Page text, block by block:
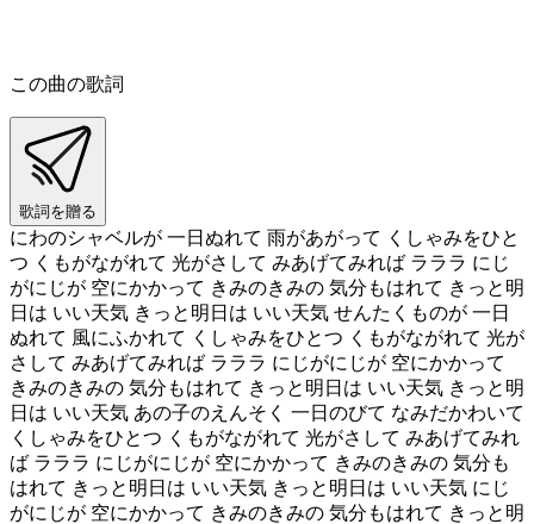
この曲の歌詞
歌詞を贈る
にわのシャベルが 一日ぬれて 雨があがって くしゃみをひと
つ くもがながれて 光がさして みあげてみれば ラララ にじ
がにじが 空にかかって きみのきみの 気分もはれて きっと明
日は いい天気 きっと明日は いい天気 せんたくものが 一日
ぬれて 風にふかれて くしゃみをひとつ くもがながれて 光が
さして みあげてみれば ラララ にじがにじが 空にかかって
きみのきみの 気分もはれて きっと明日は いい天気 きっと明
日は いい天気 あの子のえんそく 一日のびて なみだかわいて
くしゃみをひとつ くもがながれて 光がさして みあげてみれ
ば ラララ にじがにじが 空にかかって きみのきみの 気分も
はれて きっと明日は いい天気 きっと明日は いい天気 にじ
がにじが 空にかかって きみのきみの 気分もはれて きっと明